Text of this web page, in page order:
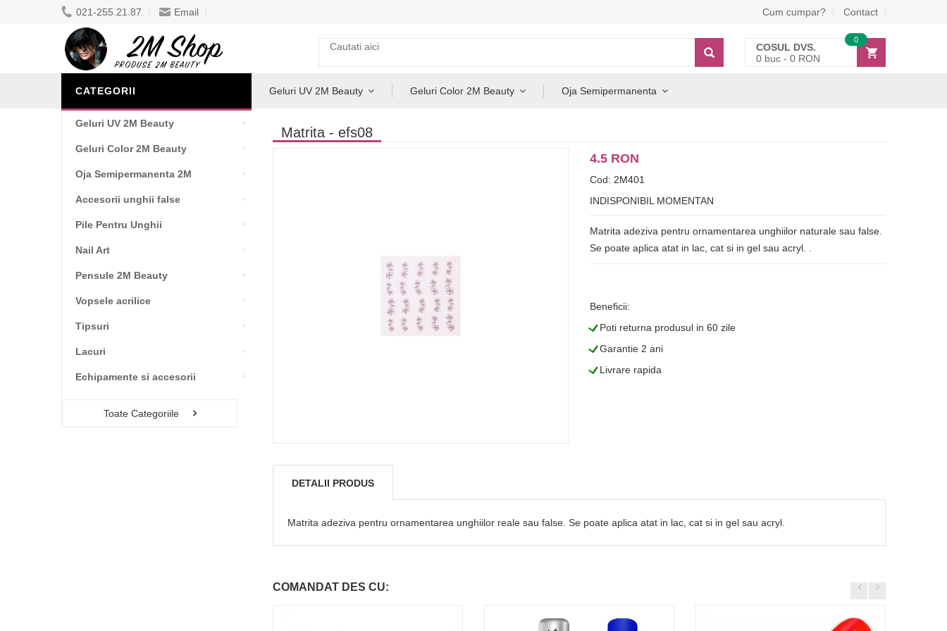
021-255.21.87 Email Cum cumpar? Contact
COSUL DVS.
0 buc - 0 RON
0
CATEGORII
Geluri UV 2M Beauty
Geluri Color 2M Beauty
Oja Semipermanenta 2M
Accesorii unghii false
Pile Pentru Unghii
Nail Art
Pensule 2M Beauty
Vopsele acrilice
Tipsuri
Lacuri
Echipamente si accesorii
Toate Categoriile
Geluri UV 2M Beauty Geluri Color 2M Beauty Oja Semipermanenta
Matrita - efs08
4.5 RON
Cod: 2M401
INDISPONIBIL MOMENTAN
Matrita adeziva pentru ornamentarea unghiilor naturale sau false.
Se poate aplica atat in lac, cat si in gel sau acryl. .
Beneficii:
LPoti returna produsul in 60 zile
LGarantie 2 ani
LLivrare rapida
DETALII PRODUS
Matrita adeziva pentru ornamentarea unghiilor reale sau false. Se poate aplica atat in lac, cat si in gel sau acryl.
COMANDAT DES CU: